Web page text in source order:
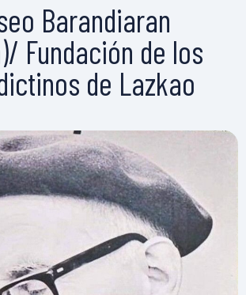
Barandiaran
Fundación de los
de Lazkao